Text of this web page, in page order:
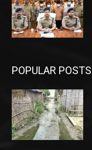
POPULAR POSTS